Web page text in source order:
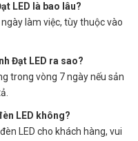
LED là bao lâu?
làm việc, tùy thuộc vào
Đạt LED ra sao?
trong vòng 7 ngày nếu sản
LED không?
LED cho khách hàng, vui